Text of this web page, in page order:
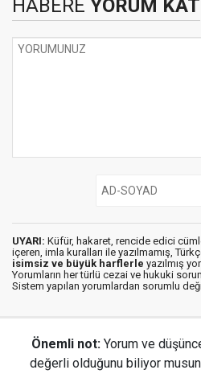
HABERE YORUM KAT
UYARI: Küfür, hakaret, rencide edici
içeren, imla kuralları ile yazılmamış,
isimsiz ve büyük harflerle yazılmış
Yorumların her türlü cezai ve hukuki
Sistem yapılan yorumlardan sorumlu
Önemli not: Yorum ve
değerli olduğunu biliyor